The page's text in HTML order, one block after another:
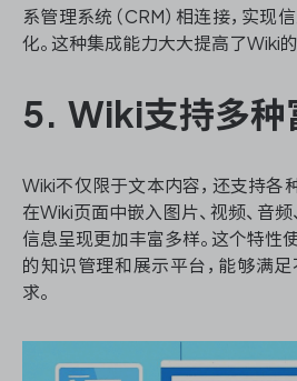
系管理系统（CRM）相连接，实现
化。这种集成能力大大提高了Wiki
5. Wiki支持多种
Wiki不仅限于文本内容，还支持各
在Wiki页面中嵌入图片、视频、音
信息呈现更加丰富多样。这个特性
的知识管理和展示平台，能够满
求。